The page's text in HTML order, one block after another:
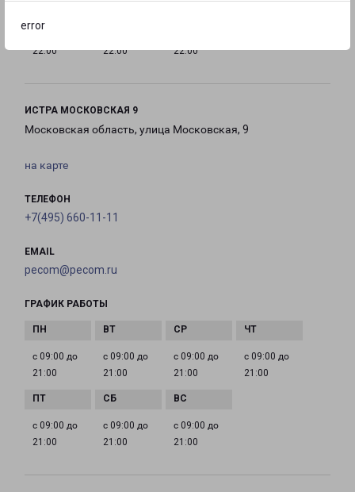
error
22:00
22:00
22:00
ИСТРА МОСКОВСКАЯ 9
Московская область, улица Московская, 9
на карте
ТЕЛЕФОН
+7(495) 660-11-11
EMAIL
pecom@pecom.ru
ГРАФИК РАБОТЫ
с 09:00 до
21:00
с 09:00 до
21:00
с 09:00 до
21:00
с 09:00 до
21:00
с 09:00 до
21:00
с 09:00 до
21:00
с 09:00 до
21:00